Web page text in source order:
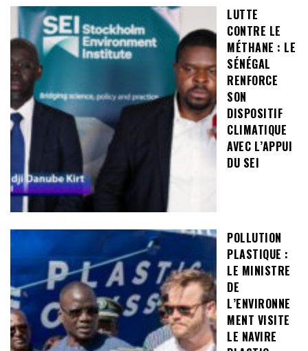
LUTTE
CONTRE LE
MÉTHANE : LE
SÉNÉGAL
RENFORCE
SON
DISPOSITIF
CLIMATIQUE
AVEC L’APPUI
DU SEI
POLLUTION
PLASTIQUE :
LE MINISTRE
DE
L’ENVIRONNE
MENT VISITE
LE NAVIRE